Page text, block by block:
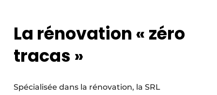
La rénovation « zéro
tracas »
Spécialisée dans la rénovation, la SRL